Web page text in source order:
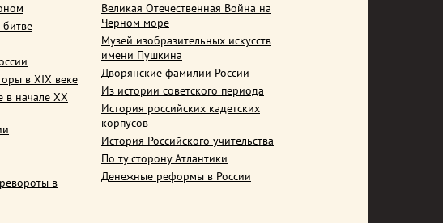
битве
в XIX веке
в начале ХХ
в
Великая Отечественная Война на
Черном море
Музей изобразительных искусств
имени Пушкина
Дворянские фамилии России
Из истории советского периода
История российских кадетских
корпусов
История Российского учительства
По ту сторону Атлантики
Денежные реформы в России